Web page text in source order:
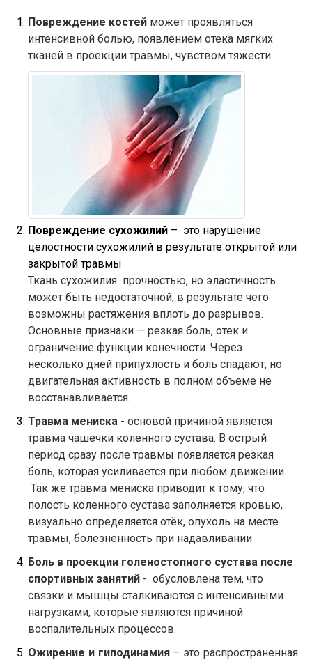
Повреждение костей может проявляться
интенсивной болью, появлением отека мягких
тканей в проекции травмы, чувством тяжести.
Повреждение сухожилий – это нарушение
целостности сухожилий в результате открытой или
закрытой травмы
Ткань сухожилия прочностью, но эластичность
может быть недостаточной, в результате чего
возможны растяжения вплоть до разрывов.
Основные признаки — резкая боль, отек и
ограничение функции конечности. Через
несколько дней припухлость и боль спадают, но
двигательная активность в полном объеме не
восстанавливается.
Травма мениска - основой причиной является
травма чашечки коленного сустава. В острый
период сразу после травмы появляется резкая
боль, которая усиливается при любом движении.
Так же травма мениска приводит к тому, что
полость коленного сустава заполняется кровью,
визуально определяется отёк, опухоль на месте
травмы, болезненность при надавливании
Боль в проекции голеностопного сустава после
спортивных занятий - обусловлена тем, что
связки и мышцы сталкиваются с интенсивными
нагрузками, которые являются причиной
воспалительных процессов.
Ожирение и гиподинамия– это распространенная